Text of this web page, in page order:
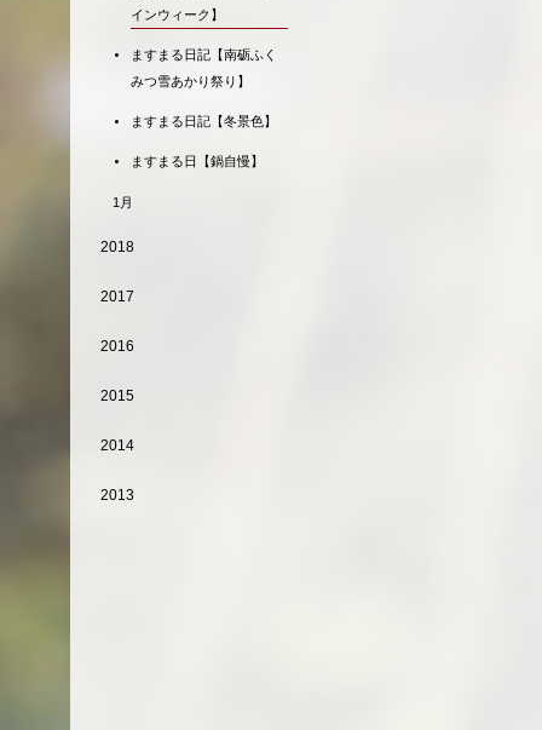
インウィーク】
ますまる日記【南砺ふく
みつ雪あかり祭り】
ますまる日記【冬景色】
ますまる日【鍋自慢】
1月
2018
2017
2016
2015
2014
2013